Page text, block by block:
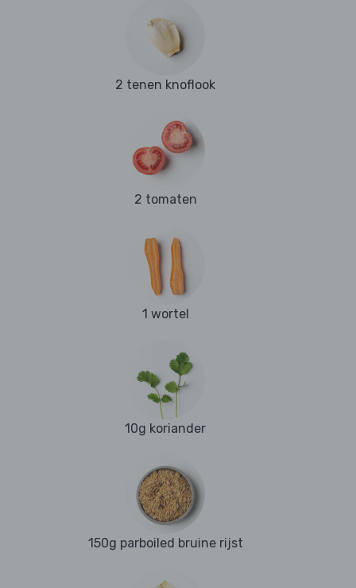
2 tenen knoflook
2 tomaten
1 wortel
10g koriander
150g parboiled bruine rijst